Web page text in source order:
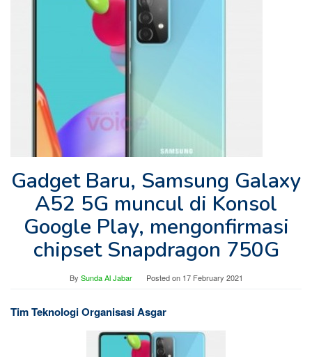
Gadget Baru, Samsung Galaxy
A52 5G muncul di Konsol
Google Play, mengonfirmasi
chipset Snapdragon 750G
By Sunda Al Jabar Posted on 17 February 2021
Tim Teknologi Organisasi Asgar